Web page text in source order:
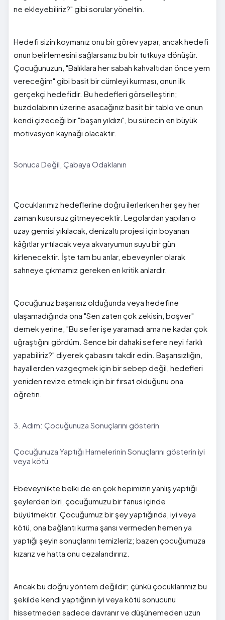
ne ekleyebiliriz?" gibi sorular yöneltin.
Hedefi sizin koymanız onu bir görev yapar, ancak hedefi
onun belirlemesini sağlarsanız bu bir tutkuya dönüşür.
Çocuğunuzun, "Balıklara her sabah kahvaltıdan önce yem
vereceğim" gibi basit bir cümleyi kurması, onun ilk
gerçekçi hedefidir. Bu hedefleri görselleştirin;
buzdolabının üzerine asacağınız basit bir tablo ve onun
kendi çizeceği bir "başarı yıldızı", bu sürecin en büyük
motivasyon kaynağı olacaktır.
Sonuca Değil, Çabaya Odaklanın
Çocuklarımız hedeflerine doğru ilerlerken her şey her
zaman kusursuz gitmeyecektir. Legolardan yapılan o
uzay gemisi yıkılacak, denizaltı projesi için boyanan
kâğıtlar yırtılacak veya akvaryumun suyu bir gün
kirlenecektir. İşte tam bu anlar, ebeveynler olarak
sahneye çıkmamız gereken en kritik anlardır.
Çocuğunuz başarısız olduğunda veya hedefine
ulaşamadığında ona "Sen zaten çok zekisin, boşver"
demek yerine, "Bu sefer işe yaramadı ama ne kadar çok
uğraştığını gördüm. Sence bir dahaki sefere neyi farklı
yapabiliriz?" diyerek çabasını takdir edin. Başarısızlığın,
hayallerden vazgeçmek için bir sebep değil, hedefleri
yeniden revize etmek için bir fırsat olduğunu ona
öğretin.
3. Adım: Çocuğunuza Sonuçlarını gösterin
Çocuğunuza Yaptığı Hamelerinin Sonuçlarını gösterin iyi
veya kötü
Ebeveynlikte belki de en çok hepimizin yanlış yaptığı
şeylerden biri, çocuğumuzu bir fanus içinde
büyütmektir. Çocuğumuz bir şey yaptığında, iyi veya
kötü, ona bağlantı kurma şansı vermeden hemen ya
yaptığı şeyin sonuçlarını temizleriz; bazen çocuğumuza
kızarız ve hatta onu cezalandırırız.
Ancak bu doğru yöntem değildir; çünkü çocuklarımız bu
şekilde kendi yaptığının iyi veya kötü sonucunu
hissetmeden sadece davranır ve düşünemeden uzun